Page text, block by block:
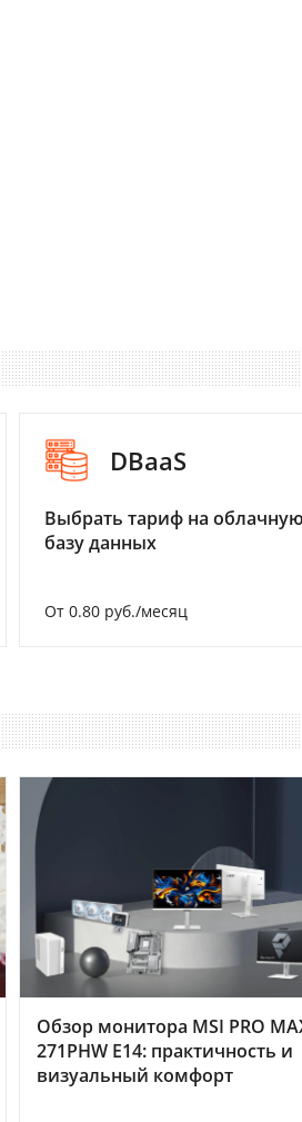
DBaaS
Выбрать тариф на
базу данных
От 0.80 руб./месяц
Обзор монитора MSI PRO
271PHW E14: практичность и
визуальный комфорт